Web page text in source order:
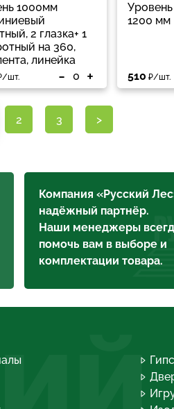
1000мм
2 глазка+ 1
на 360,
линейка
шт. - +
1200 мм
510 ₽/шт.
2 3 >
Компания «Русский
надёжный партнёр.
Наши менеджеры
помочь вам в выборе и
комплектации товара.